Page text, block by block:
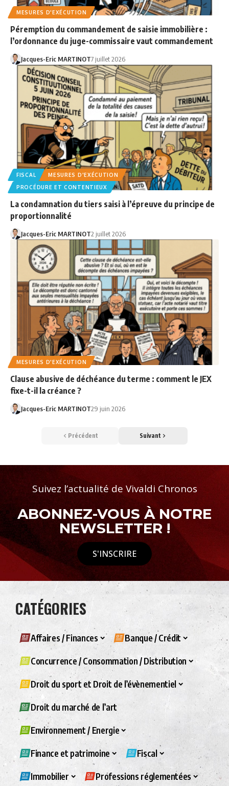
MESURES D'EXÉCUTION
Péremption du commandement de saisie immobilière :
l’ordonnance du juge-commissaire vaut commandement
Jacques-Eric MARTINOT7 juillet 2026
FISCAL
MESURES D'EXÉCUTION
PROCÉDURE ET CONTENTIEUX
La condamnation du tiers saisi à l’épreuve du principe de
proportionnalité
Jacques-Eric MARTINOT2 juillet 2026
MESURES D'EXÉCUTION
Clause abusive de déchéance du terme : comment le JEX
fixe-t-il la créance ?
Jacques-Eric MARTINOT29 juin 2026
Précédent Suivant
Suivez l’actualité de Vivaldi Chronos
ABONNEZ-VOUS À NOTRE
NEWSLETTER !
S'INSCRIRE
CATÉGORIES
Affaires / Finances Banque / Crédit
Concurrence / Consommation / Distribution
Droit du sport et Droit de l’évènementiel
Droit du marché de l’art
Environnement / Energie
Finance et patrimoine Fiscal
Immobilier Professions réglementées